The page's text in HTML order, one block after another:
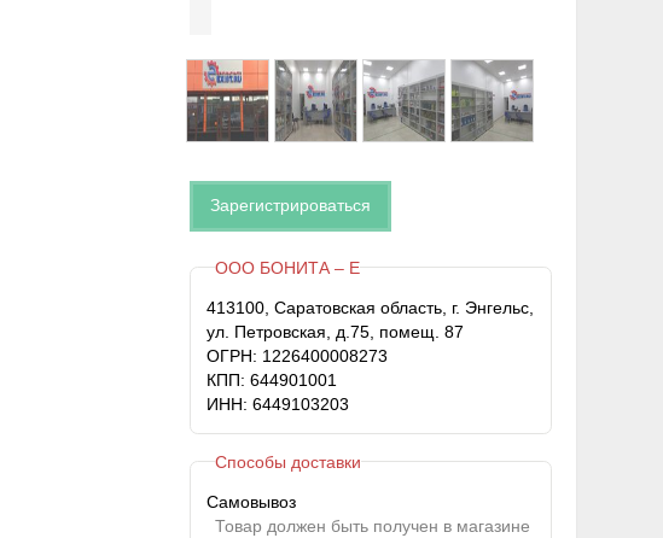
Зарегистрироваться
ООО БОНИТА – Е
413100, Саратовская область, г. Энгельс,
ул. Петровская, д.75, помещ. 87
ОГРН: 1226400008273
КПП: 644901001
ИНН: 6449103203
Способы доставки
Самовывоз
Товар должен быть получен в магазине